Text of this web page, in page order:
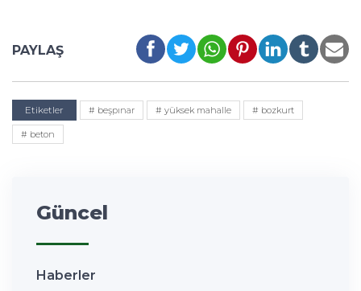
PAYLAŞ
Etiketler # beşpınar # yüksek mahalle # bozkurt
# beton
Güncel
Haberler